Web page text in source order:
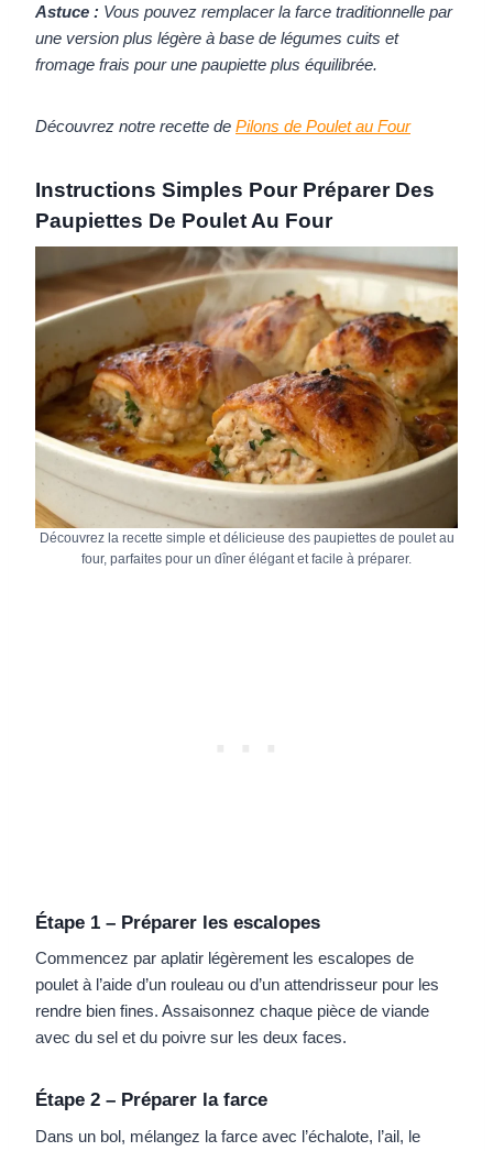
Astuce : Vous pouvez remplacer la farce traditionnelle par
une version plus légère à base de légumes cuits et
fromage frais pour une paupiette plus équilibrée.
Découvrez notre recette de Pilons de Poulet au Four
Instructions Simples Pour Préparer Des
Paupiettes De Poulet Au Four
Découvrez la recette simple et délicieuse des paupiettes de poulet au
four, parfaites pour un dîner élégant et facile à préparer.
Étape 1 – Préparer les escalopes
Commencez par aplatir légèrement les escalopes de
poulet à l’aide d’un rouleau ou d’un attendrisseur pour les
rendre bien fines. Assaisonnez chaque pièce de viande
avec du sel et du poivre sur les deux faces.
Étape 2 – Préparer la farce
Dans un bol, mélangez la farce avec l’échalote, l’ail, le